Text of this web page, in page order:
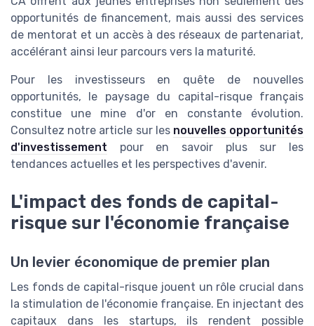
opportunités de financement, mais aussi des services
de mentorat et un accès à des réseaux de partenariat,
accélérant ainsi leur parcours vers la maturité.
Pour les investisseurs en quête de nouvelles
opportunités, le paysage du capital-risque français
constitue une mine d'or en constante évolution.
Consultez notre article sur les nouvelles opportunités
d'investissement pour en savoir plus sur les
tendances actuelles et les perspectives d'avenir.
L'impact des fonds de capital-
risque sur l'économie française
Un levier économique de premier plan
Les fonds de capital-risque jouent un rôle crucial dans
la stimulation de l'économie française. En injectant des
capitaux dans les startups, ils rendent possible